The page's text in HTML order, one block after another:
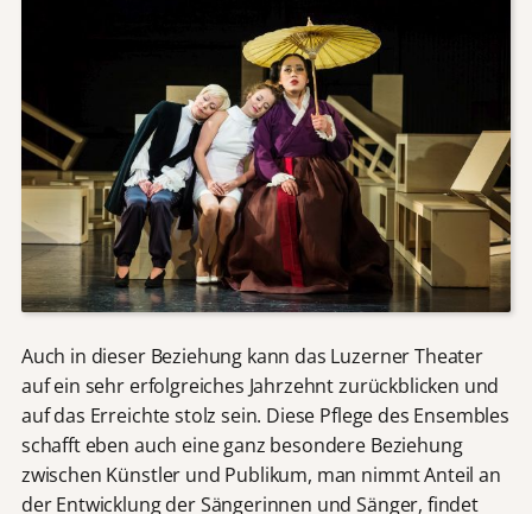
Auch in dieser Beziehung kann das Luzerner Theater
auf ein sehr erfolgreiches Jahrzehnt zurückblicken und
auf das Erreichte stolz sein. Diese Pflege des Ensembles
schafft eben auch eine ganz besondere Beziehung
zwischen Künstler und Publikum, man nimmt Anteil an
der Entwicklung der Sängerinnen und Sänger, findet